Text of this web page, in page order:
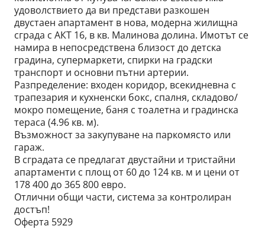
удоволствието да ви представи разкошен
двустаен апартамент в нова, модерна жилищна
сграда с АКТ 16, в кв. Малинова долина. Имотът се
намира в непосредствена близост до детска
градина, супермаркети, спирки на градски
транспорт и основни пътни артерии.
Разпределение: входен коридор, всекидневна с
трапезария и кухненски бокс, спалня, складово/
мокро помещение, баня с тоалетна и градинска
тераса (4.96 кв. м).
Възможност за закупуване на паркомясто или
гараж.
В сградата се предлагат двустайни и тристайни
апартаменти с площ от 60 до 124 кв. м и цени от
178 400 до 365 800 евро.
Отлични общи части, система за контролиран
достъп!
Оферта 5929